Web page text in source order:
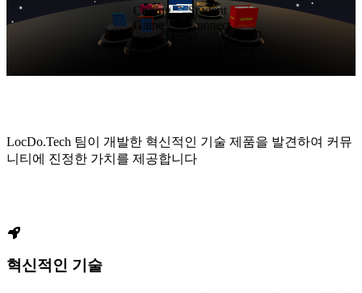
Bds
Ckd
Care
Vietnam
Coding
Game
Student
Connect
LocDo.Tech 팀이 개발한 혁신적인 기술 제품을 발견하여 커뮤
니티에 진정한 가치를 제공합니다
혁신적인 기술